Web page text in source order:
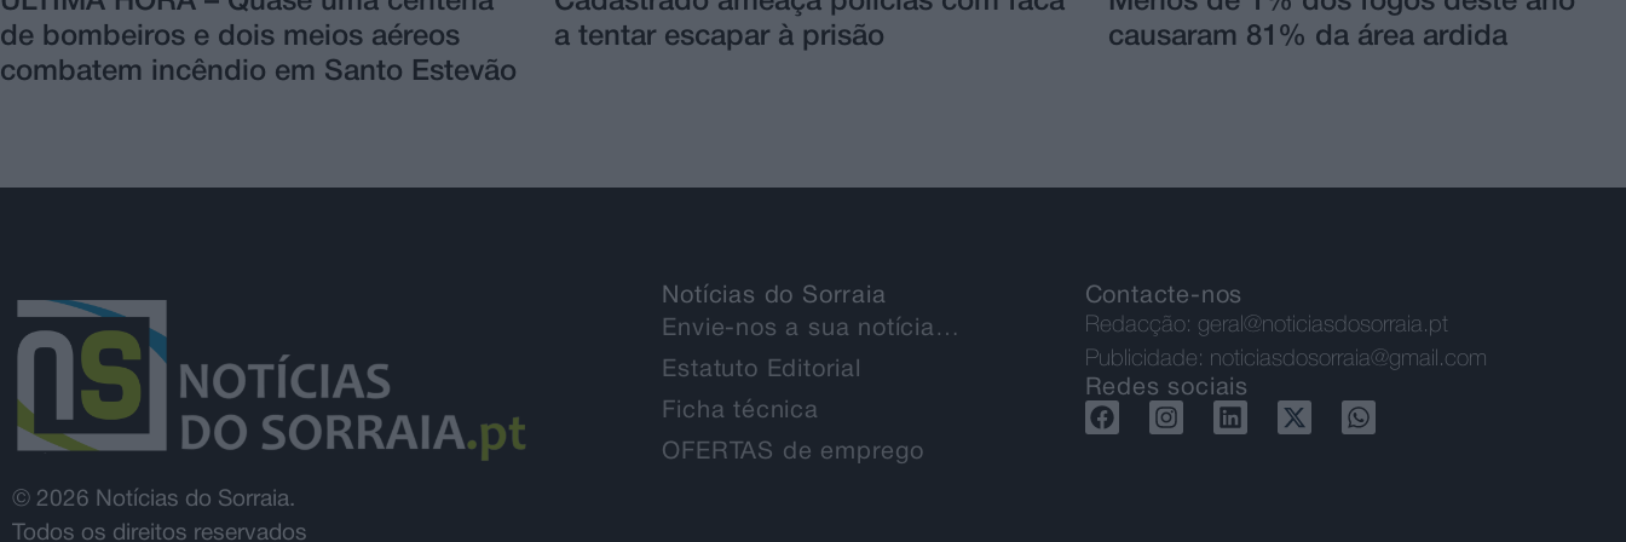
de bombeiros e dois meios aéreos
combatem incêndio em Santo Estevão
a tentar escapar à prisão
causaram 81% da área ardida
© 2026 Notícias do Sorraia.
Todos os direitos reservados
Notícias do Sorraia
Envie-nos a sua notícia…
Estatuto Editorial
Ficha técnica
OFERTAS de emprego
Contacte-nos
Redacção: geral@noticiasdosorraia.pt
Publicidade: noticiasdosorraia@gmail.com
Redes sociais